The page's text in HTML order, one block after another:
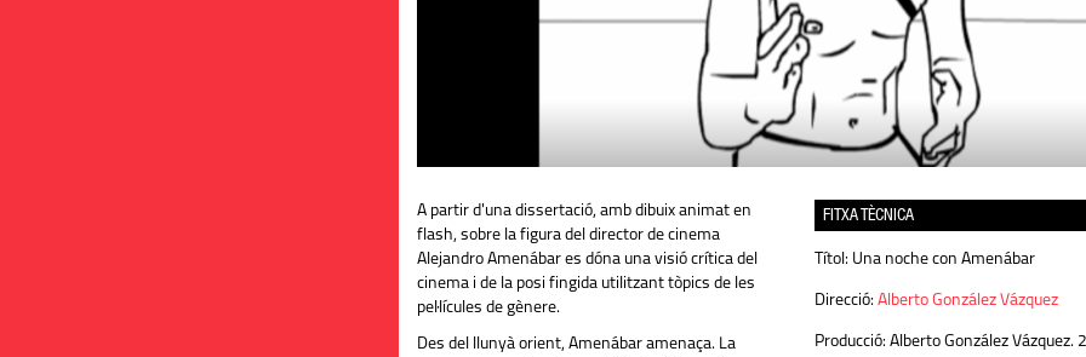
A partir d'una dissertació, amb dibuix animat en
flash, sobre la figura del director de cinema
Alejandro Amenábar es dóna una visió crítica del
cinema i de la posi fingida utilitzant tòpics de les
pel·lícules de gènere.
Des del llunyà orient, Amenábar amenaça. La
FITXA TÈCNICA
Títol: Una noche con Amenábar
Direcció: Alberto González Vázquez
Producció: Alberto González Vázquez.